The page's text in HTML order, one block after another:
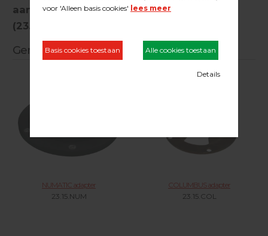
aanpassing voor de Bona Flexisand
(23.15.FLEXI)
Gerelateerde producten
NUMATIC adapter
23.15.NUM
COLUMBUS adapter
23.15.COL